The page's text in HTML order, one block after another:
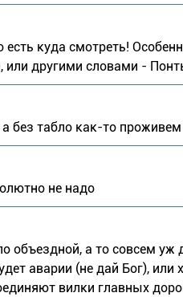
куда смотреть!
другими словами -
без табло как-то проживем
не надо
объездной, а то совсем
аварии (не дай Бог), или
вилки главных